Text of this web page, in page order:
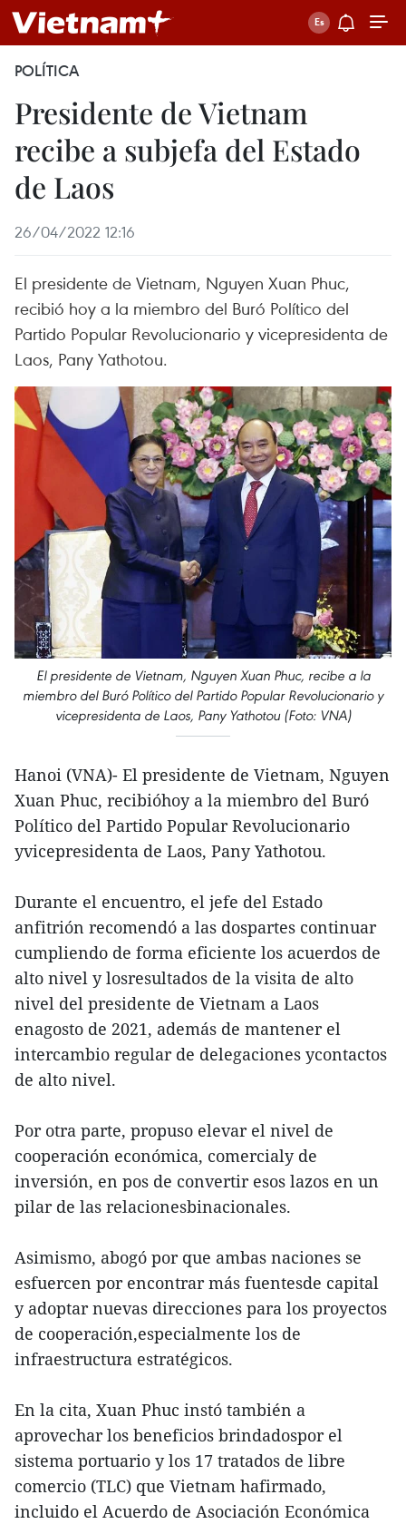
POLÍTICA
Presidente de Vietnam
recibe a subjefa del Estado
de Laos
26/04/2022 12:16
El presidente de Vietnam, Nguyen Xuan Phuc,
recibió hoy a la miembro del Buró Político del
Partido Popular Revolucionario y vicepresidenta de
Laos, Pany Yathotou.
El presidente de Vietnam, Nguyen Xuan Phuc, recibe a la
miembro del Buró Político del Partido Popular Revolucionario y
vicepresidenta de Laos, Pany Yathotou (Foto: VNA)
Hanoi (VNA)- El presidente de Vietnam, Nguyen
Xuan Phuc, recibióhoy a la miembro del Buró
Político del Partido Popular Revolucionario
yvicepresidenta de Laos, Pany Yathotou.
Durante el encuentro, el jefe del Estado
anfitrión recomendó a las dospartes continuar
cumpliendo de forma eficiente los acuerdos de
alto nivel y losresultados de la visita de alto
nivel del presidente de Vietnam a Laos
enagosto de 2021, además de mantener el
intercambio regular de delegaciones ycontactos
de alto nivel.
Por otra parte, propuso elevar el nivel de
cooperación económica, comercialy de
inversión, en pos de convertir esos lazos en un
pilar de las relacionesbinacionales.
Asimismo, abogó por que ambas naciones se
esfuercen por encontrar más fuentesde capital
y adoptar nuevas direcciones para los proyectos
de cooperación,especialmente los de
infraestructura estratégicos.
En la cita, Xuan Phuc instó también a
aprovechar los beneficios brindadospor el
sistema portuario y los 17 tratados de libre
comercio (TLC) que Vietnam hafirmado,
incluido el Acuerdo de Asociación Económica